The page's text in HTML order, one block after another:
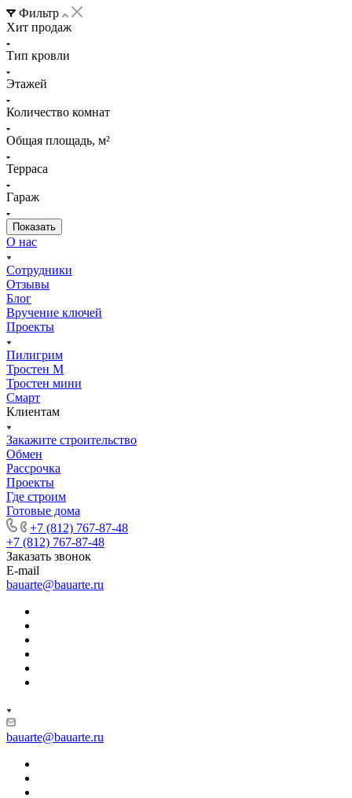
Фильтр
Хит продаж
Тип кровли
Этажей
Количество комнат
Общая площадь, м²
Терраса
Гараж
О нас
Сотрудники
Отзывы
Блог
Вручение ключей
Проекты
Пилигрим
Тростен М
Тростен мини
Смарт
Клиентам
Закажите строительство
Обмен
Рассрочка
Проекты
Где строим
Готовые дома
+7 (812) 767-87-48
+7 (812) 767-87-48
Заказать звонок
E-mail
bauarte@bauarte.ru
bauarte@bauarte.ru